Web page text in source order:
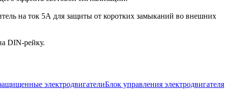
на ток 5А для защиты от коротких замыканий во внешних
DIN-рейку.
электродвигателиБлок управления электродвигателя